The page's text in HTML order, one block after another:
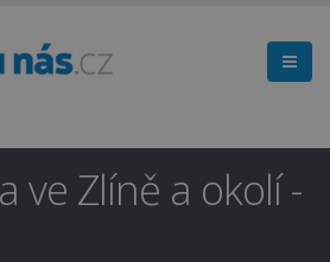
ve Zlíně a okolí -